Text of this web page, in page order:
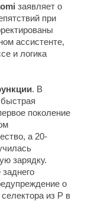
заявляет о
при
ассистенте,
и логика
. В
поколение
а 20-
зарядку.
о
из P в